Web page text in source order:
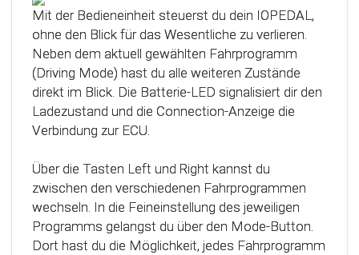
Mit der Bedieneinheit steuerst du dein IOPEDAL,
ohne den Blick für das Wesentliche zu verlieren.
Neben dem aktuell gewählten Fahrprogramm
(Driving Mode) hast du alle weiteren Zustände
direkt im Blick. Die Batterie-LED signalisiert dir den
Ladezustand und die Connection-Anzeige die
Verbindung zur ECU.
Über die Tasten Left und Right kannst du
zwischen den verschiedenen Fahrprogrammen
wechseln. In die Feineinstellung des jeweiligen
Programms gelangst du über den Mode-Button.
Dort hast du die Möglichkeit, jedes Fahrprogramm
intelligente Kalibrierfunktion. Direkt nach dem
Einbau des IOPEDAL werden alle notwendigen
Informationen des Gaspedals automatisch
analysiert und zu einem optimierten individuellen
Kennfeld verarbeitet. Dadurch werden die
einzelnen Fahrmodi (Fahrprogramme)
automatisch an die Charakteristik des Gaspedals
Technologie werden alle Potenziale deines
Fahrzeuges erkannt und können optimal genutzt
werden.